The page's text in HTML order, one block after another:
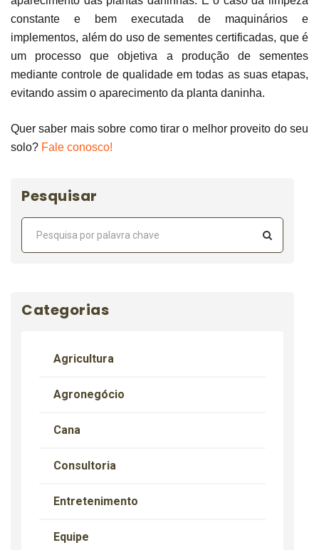
constante e bem executada de maquinários e
implementos, além do uso de sementes certificadas, que é
um processo que objetiva a produção de sementes
mediante controle de qualidade em todas as suas etapas,
evitando assim o aparecimento da planta daninha.
Quer saber mais sobre como tirar o melhor proveito do seu
solo? Fale conosco!
Pesquisar
Categorias
Agricultura
Agronegócio
Cana
Consultoria
Entretenimento
Equipe